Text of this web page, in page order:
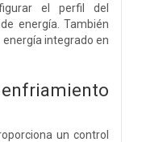
el perfil del
energía. También
integrado en
un control